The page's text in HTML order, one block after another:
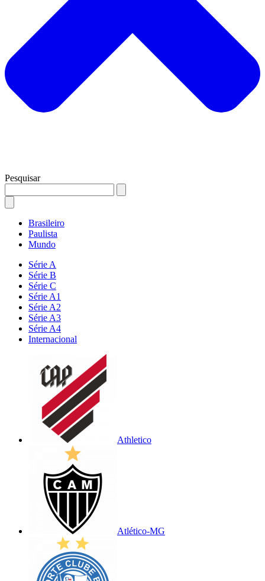
Pesquisar
Brasileiro
Paulista
Mundo
Série A
Série B
Série C
Série A1
Série A2
Série A3
Série A4
Internacional
Athletico
Atlético-MG